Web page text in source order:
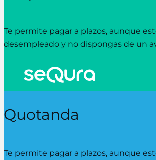
Te permite pagar a plazos, aunque
desempleado y no dispongas de un
Quotanda
Te permite pagar a plazos, aunque